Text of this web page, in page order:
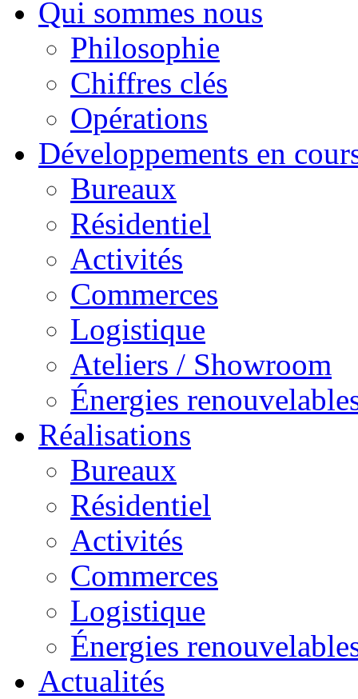
Qui sommes nous
Philosophie
Chiffres clés
Opérations
Développements en
Bureaux
Résidentiel
Activités
Commerces
Logistique
Ateliers / Showroom
Énergies
Réalisations
Bureaux
Résidentiel
Activités
Commerces
Logistique
Énergies
Actualités